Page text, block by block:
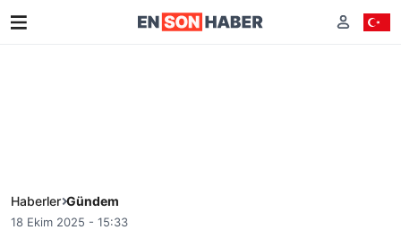
Haberler Gündem
18 Ekim 2025 - 15:33